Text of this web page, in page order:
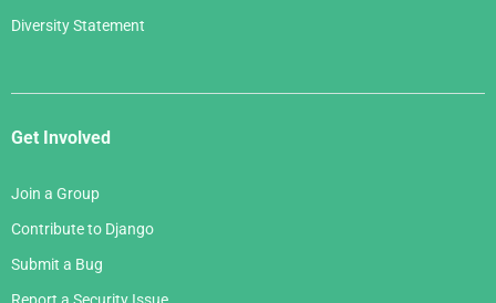
Diversity Statement
Get Involved
Join a Group
Contribute to Django
Submit a Bug
Report a Security Issue